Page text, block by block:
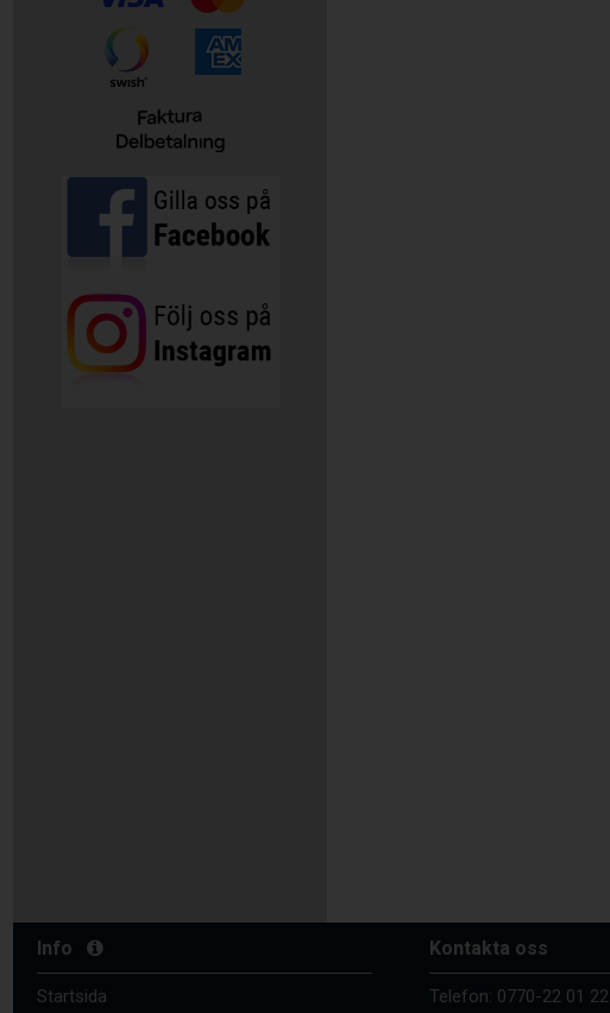
Info
Startsida
Kontakta oss
Telefon: 0770-22 01 22